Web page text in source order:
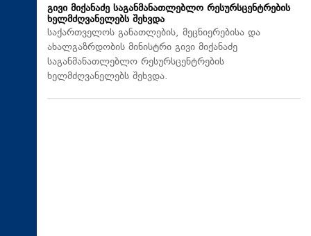
გივი მიქანაძე საგანმანათლებლო რესურსცენტრების
ხელმძღვანელებს შეხვდა
საქართველოს განათლების, მეცნიერებისა და
ახალგაზრდობის მინისტრი გივი მიქანაძე
საგანმანათლებლო რესურსცენტრების
ხელმძღვანელებს შეხვდა.